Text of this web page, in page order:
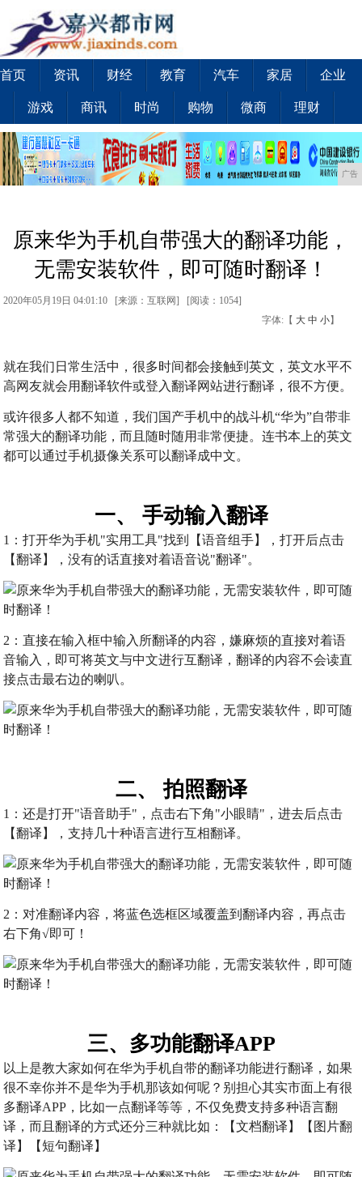
首页 资讯 财经 教育 汽车 家居 企业
游戏 商讯 时尚 购物 微商 理财
广告
原来华为手机自带强大的翻译功能，
无需安装软件，即可随时翻译！
2020年05月19日 04:01:10 [来源：互联网] [阅读：1054]
字体:【 大 中 小】
就在我们日常生活中，很多时间都会接触到英文，英文水平不
高网友就会用翻译软件或登入翻译网站进行翻译，很不方便。
或许很多人都不知道，我们国产手机中的战斗机“华为”自带非
常强大的翻译功能，而且随时随用非常便捷。连书本上的英文
都可以通过手机摄像关系可以翻译成中文。
一、 手动输入翻译
1：打开华为手机"实用工具"找到【语音组手】，打开后点击
【翻译】，没有的话直接对着语音说"翻译"。
2：直接在输入框中输入所翻译的内容，嫌麻烦的直接对着语
音输入，即可将英文与中文进行互翻译，翻译的内容不会读直
接点击最右边的喇叭。
二、 拍照翻译
1：还是打开"语音助手"，点击右下角"小眼睛"，进去后点击
【翻译】，支持几十种语言进行互相翻译。
2：对准翻译内容，将蓝色选框区域覆盖到翻译内容，再点击
右下角√即可！
三、多功能翻译APP
以上是教大家如何在华为手机自带的翻译功能进行翻译，如果
很不幸你并不是华为手机那该如何呢？别担心其实市面上有很
多翻译APP，比如一点翻译等等，不仅免费支持多种语言翻
译，而且翻译的方式还分三种就比如：【文档翻译】【图片翻
译】【短句翻译】